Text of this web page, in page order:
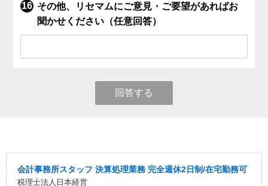
その他、リセマムにご意見・ご要望があればお
聞かせください（任意回答）
回答する
会計事務所スタッフ 決算処理業務 完全週休2日制/在宅勤務可
税理士法人日本経営